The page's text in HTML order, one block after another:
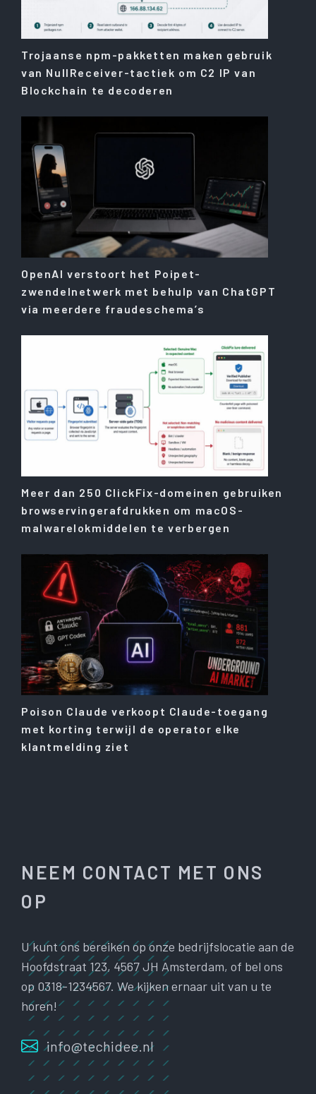
Trojaanse npm-pakketten maken gebruik
van NullReceiver-tactiek om C2 IP van
Blockchain te decoderen
OpenAI verstoort het Poipet-
zwendelnetwerk met behulp van ChatGPT
via meerdere fraudeschema’s
Meer dan 250 ClickFix-domeinen gebruiken
browservingerafdrukken om macOS-
malwarelokmiddelen te verbergen
Poison Claude verkoopt Claude-toegang
met korting terwijl de operator elke
klantmelding ziet
NEEM CONTACT MET ONS
OP
U kunt ons bereiken op onze bedrijfslocatie aan de
Hoofdstraat 123, 4567 JH Amsterdam, of bel ons
op 0318-1234567. We kijken ernaar uit van u te
horen!
info@techidee.nl